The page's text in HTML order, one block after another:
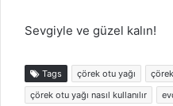
Sevgiyle ve güzel kalın!
Tags çörek otu yağı
çörek otu yağı nasıl kullanılır